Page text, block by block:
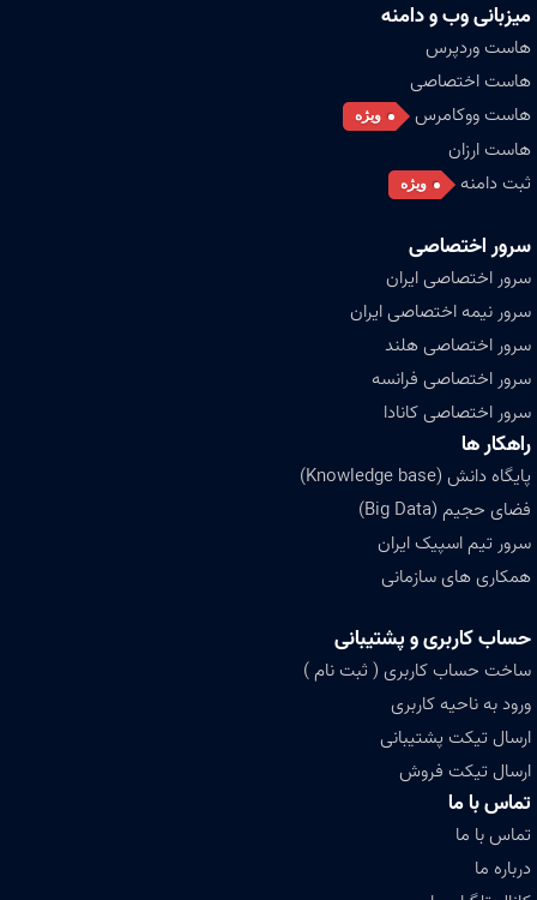
میزبانی وب و دامنه
هاست وردپرس
هاست اختصاصی
هاست ووکامرس
ویژه
هاست ارزان
ثبت دامنه
ویژه
سرور اختصاصی
سرور اختصاصی ایران
سرور نیمه اختصاصی ایران
سرور اختصاصی هلند
سرور اختصاصی فرانسه
سرور اختصاصی کانادا
راهکار ها
پایگاه دانش (Knowledge base)
فضای حجیم (Big Data)
سرور تیم اسپیک ایران
همکاری های سازمانی
حساب کاربری و پشتیبانی
ساخت حساب کاربری ( ثبت نام )
ورود به ناحیه کاربری
ارسال تیکت پشتیبانی
ارسال تیکت فروش
تماس با ما
تماس با ما
درباره ما